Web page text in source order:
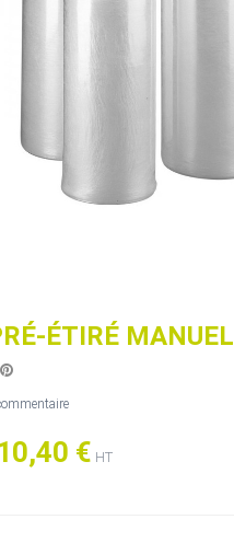
ÉTIRÉ MANUEL
€ HT